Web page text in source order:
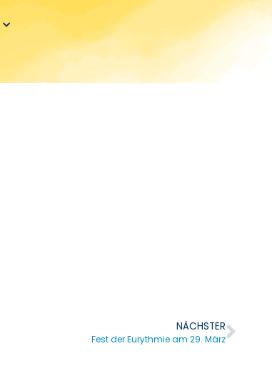
NÄCHSTER
Fest der Eurythmie am 29. März